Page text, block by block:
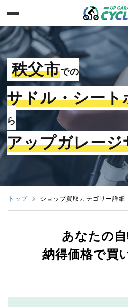
秩父市での
サドル・シート
ら
アップガレー
トップ ショップ買取カテゴリー詳細
あなたの自
納得価格で買